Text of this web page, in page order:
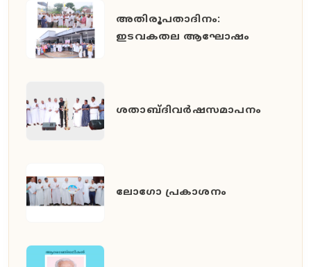
അതിരൂപതാദിനം:
ഇടവകതല ആഘോഷം
ശതാബ്ദിവർഷസമാപനം
ലോഗോ പ്രകാശനം